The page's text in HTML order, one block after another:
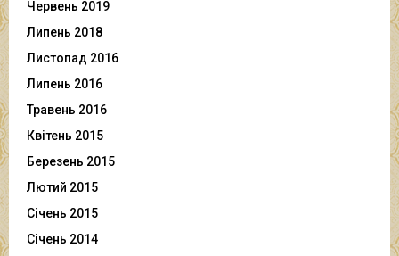
Червень 2019
Липень 2018
Листопад 2016
Липень 2016
Травень 2016
Квітень 2015
Березень 2015
Лютий 2015
Січень 2015
Січень 2014